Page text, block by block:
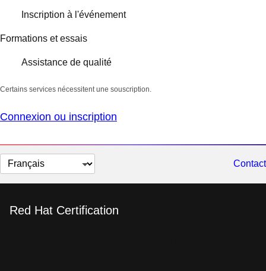
Inscription à l'événement
Formations et essais
Assistance de qualité
Certains services nécessitent une souscription.
Connexion ou inscription
Changer
la
Contact
Red Hat Certification